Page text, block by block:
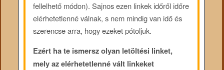
fellelhető módon). Sajnos ezen linkek időről időre
elérhetetlenné válnak, s nem mindig van idő és
szerencse arra, hogy ezeket pótoljuk.
Ezért ha te ismersz olyan letöltési linket,
mely az elérhetetlenné vált linkeket